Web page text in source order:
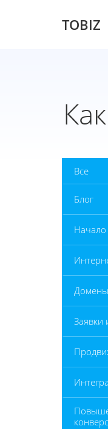
TOBIZ
Все
Блог
Домены
Заявки